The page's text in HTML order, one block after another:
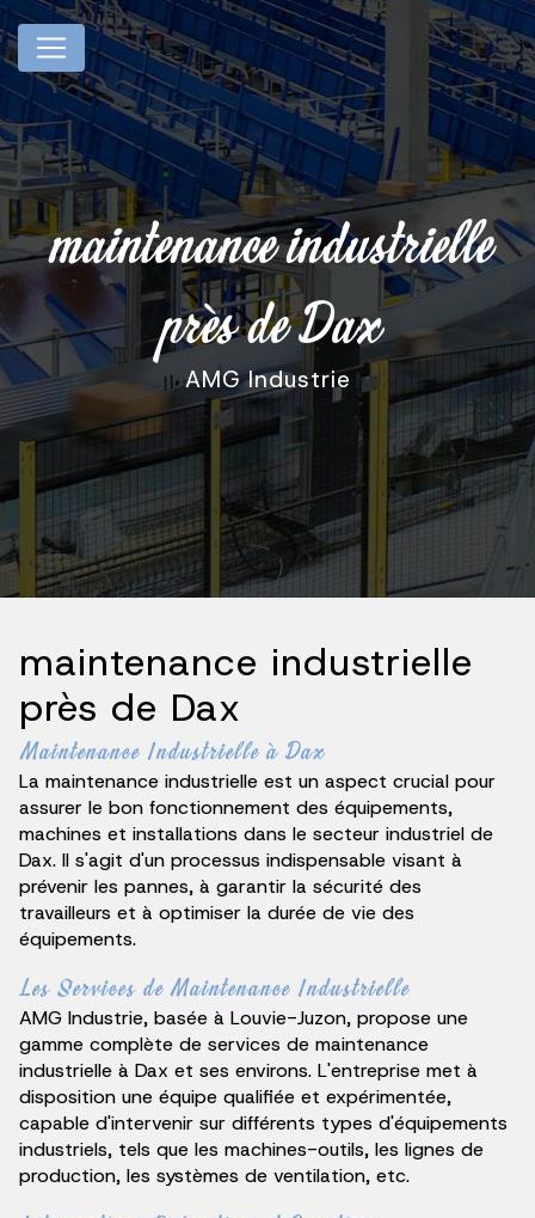
maintenance industrielle
près de Dax
AMG Industrie
maintenance industrielle
près de Dax
Maintenance Industrielle à Dax
La maintenance industrielle est un aspect crucial pour
assurer le bon fonctionnement des équipements,
machines et installations dans le secteur industriel de
Dax. Il s'agit d'un processus indispensable visant à
prévenir les pannes, à garantir la sécurité des
travailleurs et à optimiser la durée de vie des
équipements.
Les Services de Maintenance Industrielle
AMG Industrie, basée à Louvie-Juzon, propose une
gamme complète de services de maintenance
industrielle à Dax et ses environs. L'entreprise met à
disposition une équipe qualifiée et expérimentée,
capable d'intervenir sur différents types d'équipements
industriels, tels que les machines-outils, les lignes de
production, les systèmes de ventilation, etc.
Panneau de gestion des cookies